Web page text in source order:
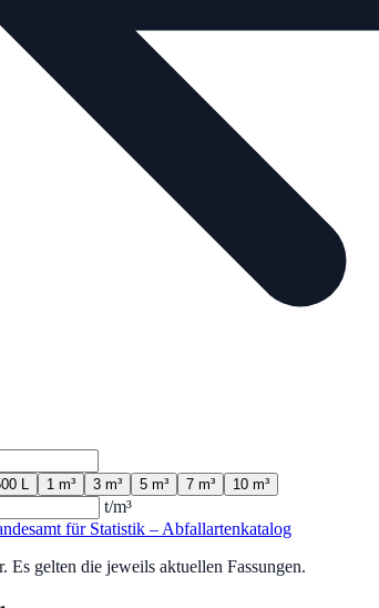
L 1 m³ 3 m³ 5 m³ 7 m³ 10 m³
t/m³
für Statistik – Abfallartenkatalog
Es gelten die jeweils aktuellen Fassungen.